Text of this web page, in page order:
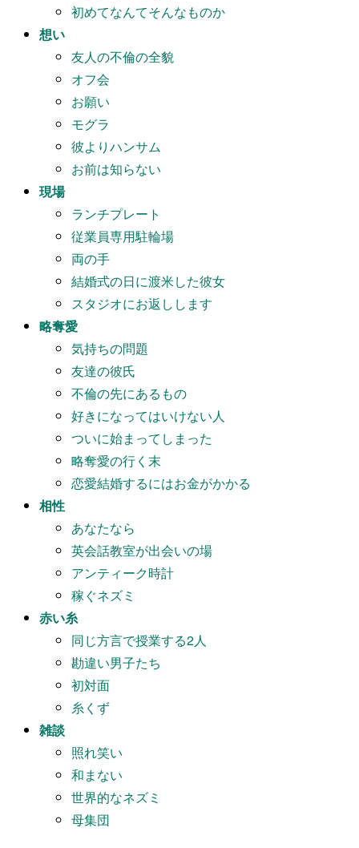
初めてなんてそんなものか
想い
友人の不倫の全貌
オフ会
お願い
モグラ
彼よりハンサム
お前は知らない
現場
ランチプレート
従業員専用駐輪場
両の手
結婚式の日に渡米した彼女
スタジオにお返しします
略奪愛
気持ちの問題
友達の彼氏
不倫の先にあるもの
好きになってはいけない人
ついに始まってしまった
略奪愛の行く末
恋愛結婚するにはお金がかかる
相性
あなたなら
英会話教室が出会いの場
アンティーク時計
稼ぐネズミ
赤い糸
同じ方言で授業する2人
勘違い男子たち
初対面
糸くず
雑談
照れ笑い
和まない
世界的なネズミ
母集団